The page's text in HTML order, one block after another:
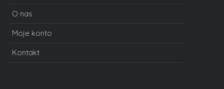
O nas
Moje konto
Kontakt